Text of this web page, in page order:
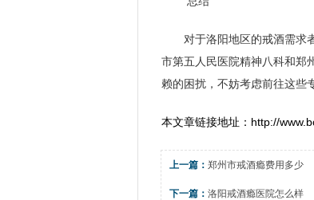
对于洛阳地区的戒酒需求
市第五人民医院精神八科和郑
赖的困扰，不妨考虑前往这些
本文章链接地址： http://
上一篇： 郑州市戒酒瘾费用多少
下一篇： 洛阳戒酒瘾医院怎么样